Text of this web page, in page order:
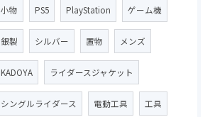
小物 PS5 PlayStation ゲーム機
銀製 シルバー 置物 メンズ
KADOYA ライダースジャケット
シングルライダース 電動工具 工具